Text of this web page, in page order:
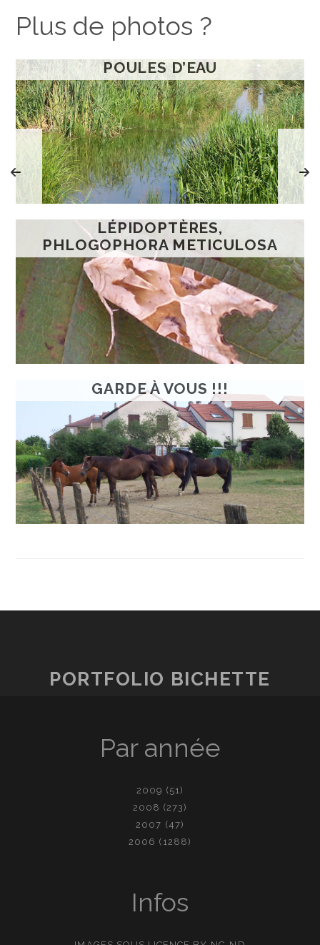
Plus de photos ?
POULES D’EAU
LÉPIDOPTÈRES,
PHLOGOPHORA METICULOSA
GARDE À VOUS !!!
PORTFOLIO BICHETTE
Par année
2009 (51)
2008 (273)
2007 (47)
2006 (1288)
Infos